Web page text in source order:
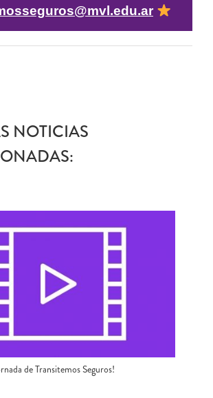
NOTICIAS
de Transitemos Seguros!